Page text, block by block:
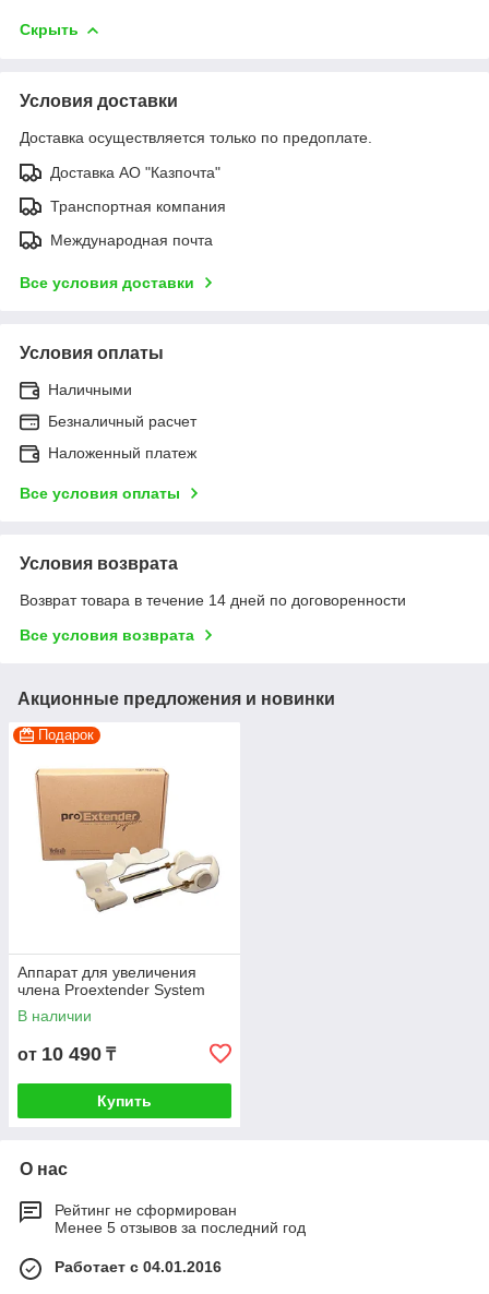
Скрыть
Условия доставки
Доставка осуществляется только по предоплате.
Доставка АО "Казпочта"
Транспортная компания
Международная почта
Все условия доставки
Условия оплаты
Наличными
Безналичный расчет
Наложенный платеж
Все условия оплаты
Условия возврата
Возврат товара в течение 14 дней по договоренности
Все условия возврата
Акционные предложения и новинки
Подарок
Аппарат для увеличения
члена Proextender System
В наличии
от 10 490 ₸
Купить
О нас
Рейтинг не сформирован
Менее 5 отзывов за последний год
Работает с 04.01.2016